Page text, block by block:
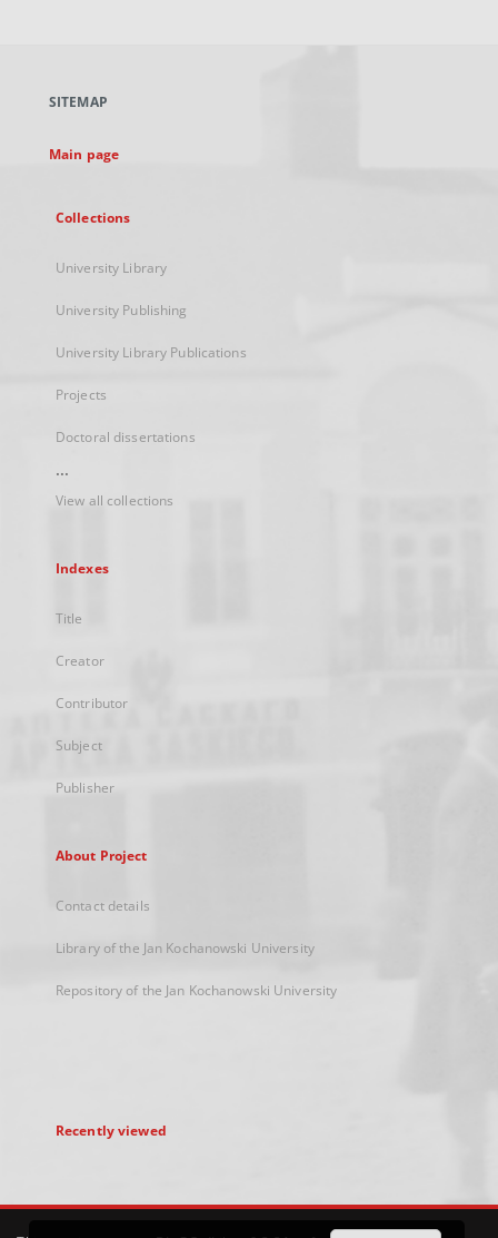
new
SITEMAP
Main page
Collections
University Library
University Publishing
University Library Publications
Projects
Doctoral dissertations
...
View all collections
Indexes
Title
Creator
Contributor
Subject
Publisher
About Project
Contact details
Library of the Jan Kochanowski University
Repository of the Jan Kochanowski University
Recently viewed